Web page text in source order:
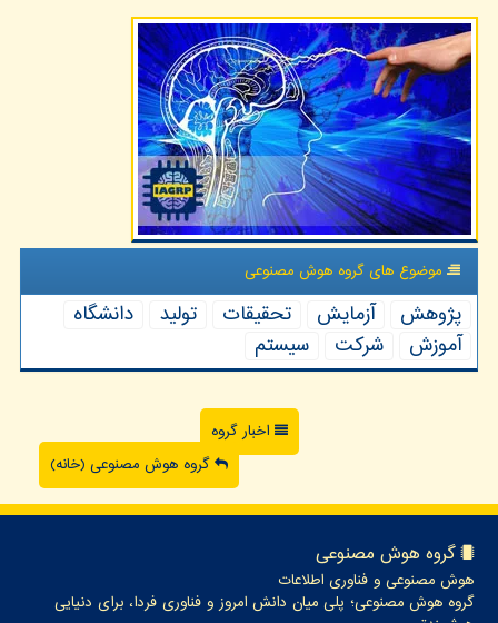
موضوع های گروه هوش مصنوعی
پژوهش آزمایش تحقیقات تولید
دانشگاه
آموزش
شركت سیستم
اخبار گروه
گروه هوش مصنوعی (خانه)
گروه هوش مصنوعی
هوش مصنوعی و فناوری اطلاعات
گروه هوش مصنوعی؛ پلی میان دانش امروز و فناوری فردا، برای دنیایی